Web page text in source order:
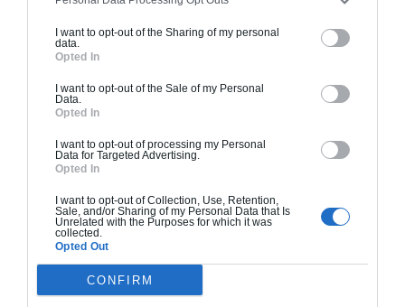
I want to opt-out of the Sharing of my personal
data.
Opted In
I want to opt-out of the Sale of my Personal
Data.
Opted In
I want to opt-out of processing my Personal
Data for Targeted Advertising.
Opted In
I want to opt-out of Collection, Use, Retention,
Sale, and/or Sharing of my Personal Data that Is
Unrelated with the Purposes for which it was
collected.
Opted Out
CONFIRM
374 000€ TTC
Chiffrage estimatif pour : Fondations et normes
standards. Construction en bloc coffrant isolant
(RT 2020). Finitions haut de gamme. Le prix "clé
en main" inclut le gros oeuvre et le second
oeuvre (cuisine, peinture, sols...), mais exclut